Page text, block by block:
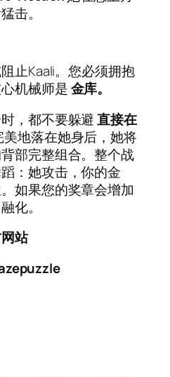
击。
止Kaali。您必须拥抱
机械师是金库。
，都不要躲避直接在
美地落在她身后，她将
部完整组合。整个战
：她攻击，你的金
如果您的奖章会增加
化。
站